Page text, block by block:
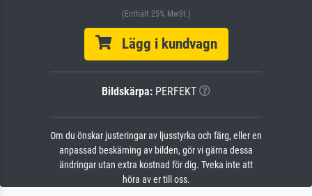
(Enthält 25% MwSt.)
Lägg i kundvagn
Bildskärpa: PERFEKT
Om du önskar justeringar av ljusstyrka och färg, eller en
anpassad beskärning av bilden, gör vi gärna dessa
ändringar utan extra kostnad för dig. Tveka inte att
höra av er till oss.